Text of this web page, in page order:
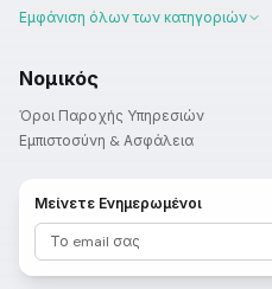
Εμφάνιση όλων των κατηγοριών
Νομικός
Όροι Παροχής Υπηρεσιών
Εμπιστοσύνη & Ασφάλεια
Μείνετε Ενημερωμένοι